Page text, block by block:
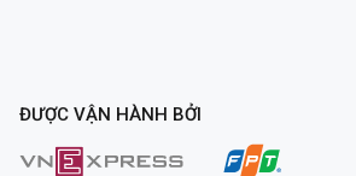
ĐƯỢC VẬN HÀNH BỞI